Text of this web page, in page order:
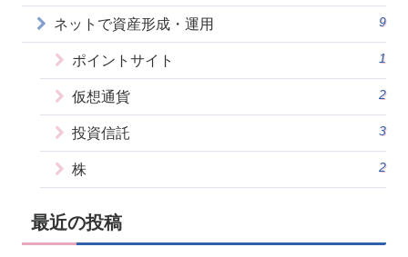
ネットで資産形成・運用 9
ポイントサイト 1
仮想通貨 2
投資信託 3
株 2
最近の投稿